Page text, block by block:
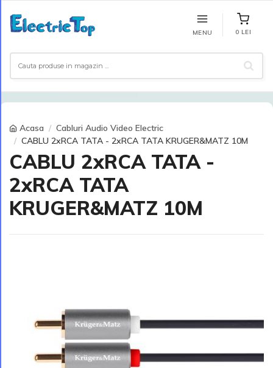
MENU 0 LEI
Acasa
Cabluri Audio Video Electric
CABLU 2xRCA TATA - 2xRCA TATA KRUGER&MATZ 10M
CABLU 2xRCA TATA -
2xRCA TATA
KRUGER&MATZ 10M